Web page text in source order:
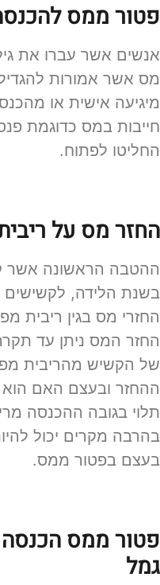
פטור ממס
מס אשר אמורות
מיגיעה אישית או
חייבות במס כדוגמת
החליטו לפתוח.
החזר מס על
ההטבה הראשונה אשר
החזרי מס בגין ריבית
החזר המס ניתן עד
של הקשיש מהריבית
ההחזר ובעצם האם הוא
תלוי בגובה ההכנסה
בהרבה מקרים יכול
בעצם בפטור ממס.
פטור ממס
גמל